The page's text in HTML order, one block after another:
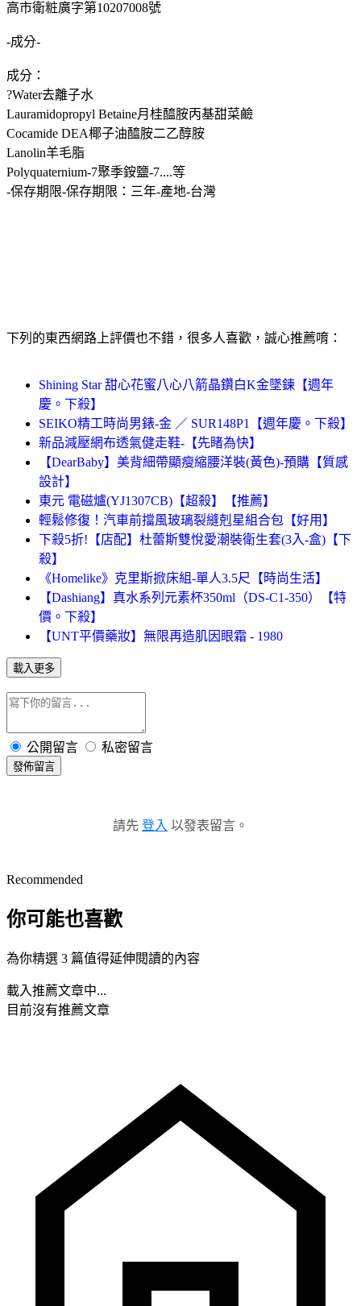
高市衛粧廣字第10207008號
-成分-
成分：
?Water去離子水
Lauramidopropyl Betaine月桂醯胺丙基甜菜鹼
Cocamide DEA椰子油醯胺二乙醇胺
Lanolin羊毛脂
Polyquaternium-7聚季銨鹽-7....等
-保存期限-保存期限：三年-產地-台灣
下列的東西網路上評價也不錯，很多人喜歡，誠心推薦唷：
Shining Star 甜心花蜜八心八箭晶鑽白K金墜鍊【週年
慶。下殺】
SEIKO精工時尚男錶-金 ／ SUR148P1【週年慶。下殺】
新品減壓網布透氣健走鞋-【先睹為快】
【DearBaby】美背細帶顯瘦縮腰洋裝(黃色)-預購【質感
設計】
東元 電磁爐(YJ1307CB)【超殺】【推薦】
輕鬆修復！汽車前擋風玻璃裂縫剋星組合包【好用】
下殺5折!【店配】杜蕾斯雙悅愛潮裝衛生套(3入-盒)【下
殺】
《Homelike》克里斯掀床組-單人3.5尺【時尚生活】
【Dashiang】真水系列元素杯350ml（DS-C1-350）【特
價。下殺】
【UNT平價藥妝】無限再造肌因眼霜 - 1980
載入更多
公開留言 私密留言
發佈留言
請先 登入 以發表留言。
Recommended
你可能也喜歡
為你精選 3 篇值得延伸閱讀的內容
載入推薦文章中...
目前沒有推薦文章